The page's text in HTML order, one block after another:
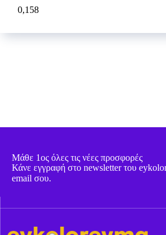
0,158
Μάθε 1ος όλες τις νέες προσφορές
Κάνε εγγραφή στο newsletter του
email σου.